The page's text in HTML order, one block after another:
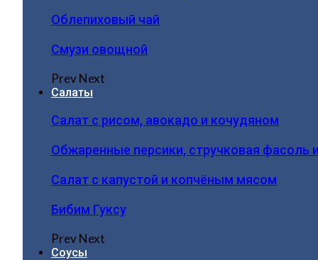
Облепиховый чай
Смузи овощной
PrevNext
Салаты
Салат с рисом, авокадо и кочудяном
Обжаренные персики, стручковая фасоль
Салат с капустой и копчёным мясом
Бибим Гуксу
PrevNext
Соусы